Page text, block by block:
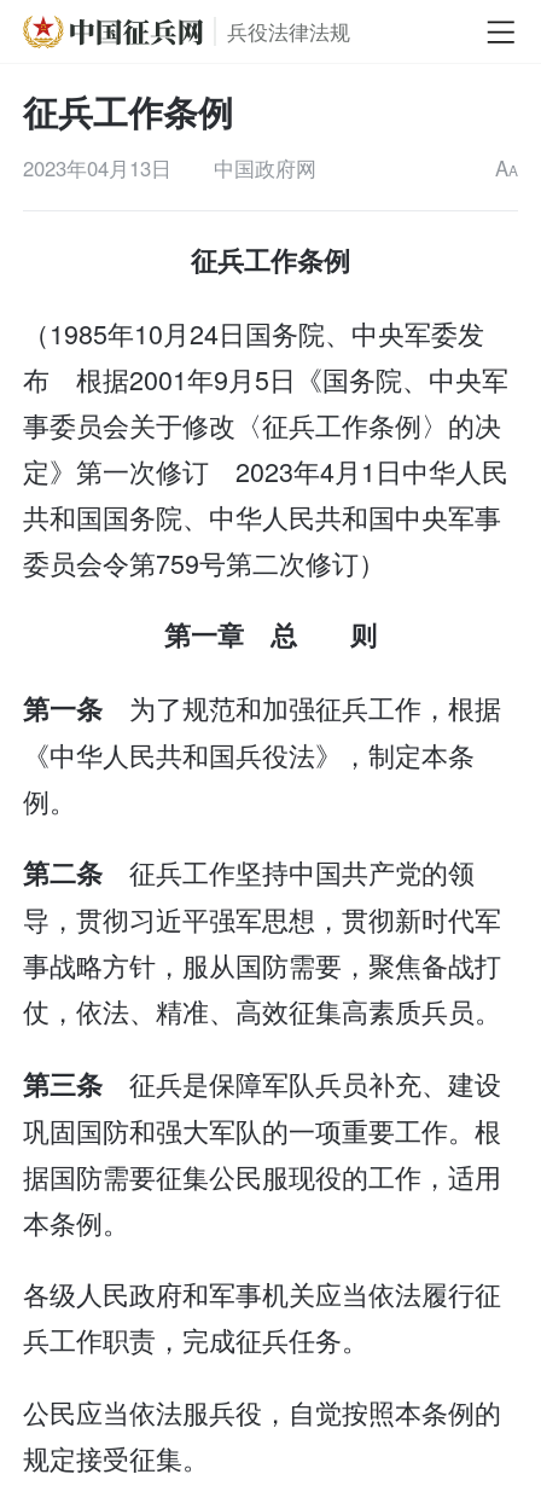
兵役法律法规
征兵工作条例
2023年04月13日 中国政府网 AA
征兵工作条例
（1985年10月24日国务院、中央军委发
布 根据2001年9月5日《国务院、中央军
事委员会关于修改〈征兵工作条例〉的决
定》第一次修订 2023年4月1日中华人民
共和国国务院、中华人民共和国中央军事
委员会令第759号第二次修订）
第一章 总 则
第一条 为了规范和加强征兵工作，根据
《中华人民共和国兵役法》，制定本条
例。
第二条 征兵工作坚持中国共产党的领
导，贯彻习近平强军思想，贯彻新时代军
事战略方针，服从国防需要，聚焦备战打
仗，依法、精准、高效征集高素质兵员。
第三条 征兵是保障军队兵员补充、建设
巩固国防和强大军队的一项重要工作。根
据国防需要征集公民服现役的工作，适用
本条例。
各级人民政府和军事机关应当依法履行征
兵工作职责，完成征兵任务。
公民应当依法服兵役，自觉按照本条例的
规定接受征集。